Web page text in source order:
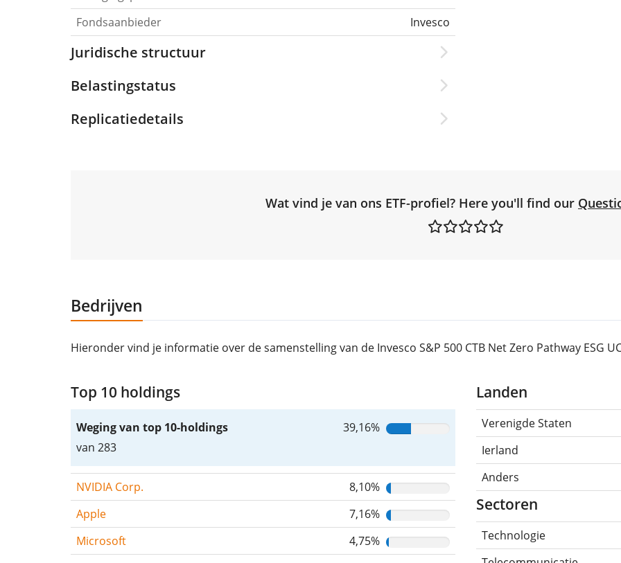
Fondsaanbieder
Invesco
Juridische structuur
Belastingstatus
Replicatiedetails
Wat vind je van ons ETF-profiel? Here you'll find our
Bedrijven
Hieronder vind je informatie over de samenstelling van de Invesco S&P 500 CTB Net Zero Pathway ESG
Top 10 holdings
Weging van top 10-holdings
van 283
39,16%
NVIDIA Corp.
8,10%
Apple
7,16%
Microsoft
4,75%
Landen
Verenigde Staten
Ierland
Anders
Sectoren
Technologie